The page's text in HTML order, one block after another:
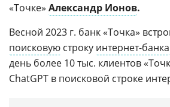
«Точке» Александр Ионов.
Весной 2023 г. банк «Точка»
поисковую строку интернет-банка
день более 10 тыс. клиентов
ChatGPT в поисковой строке